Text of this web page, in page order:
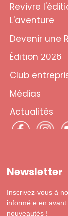
Revivre
L'aventure
Devenir une
Édition 2026
Club
Médias
Actualités
Newsletter
Inscrivez-vous à
informé.e en
nouveautés !